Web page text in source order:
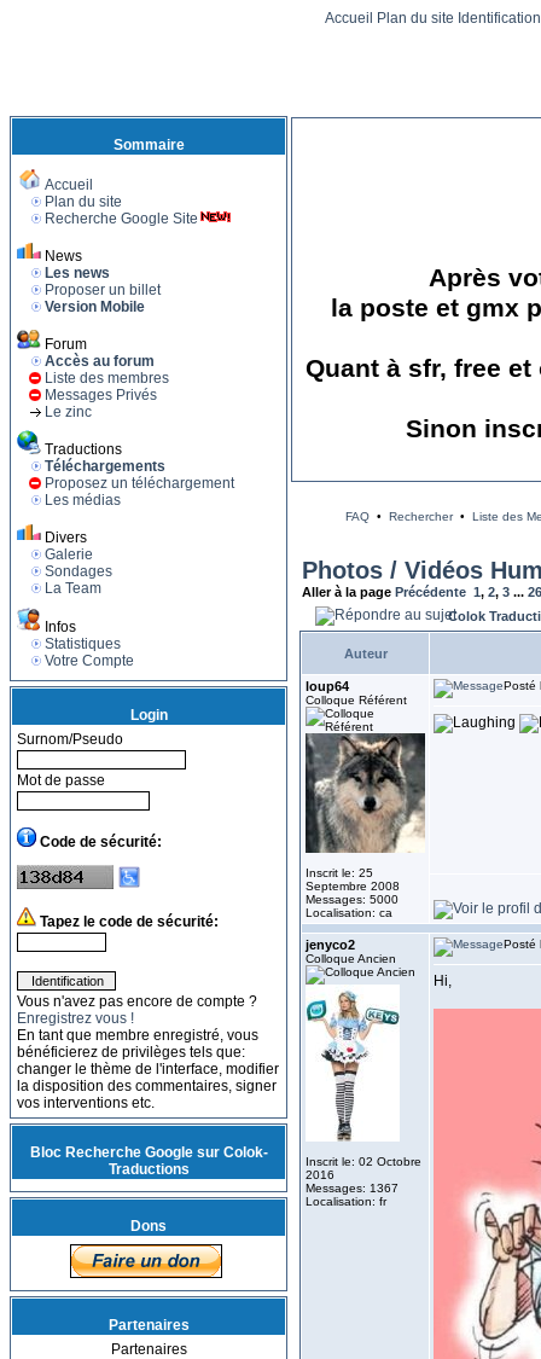
Accueil Plan du site
Sommaire
Accueil
Plan du site
Recherche Google Site
News
Les news
Proposer un billet
Version Mobile
Forum
Accès au forum
Liste des membres
Messages Privés
Le zinc
Traductions
Téléchargements
Proposez un téléchargement
Les médias
Divers
Galerie
Sondages
La Team
Infos
Statistiques
Votre Compte
Login
Surnom/Pseudo
Mot de passe
Code de sécurité:
Tapez le code de sécurité:
Vous n'avez pas encore de compte ?
Enregistrez vous !
En tant que membre enregistré, vous
bénéficierez de privilèges tels que:
changer le thème de l'interface, modifier
la disposition des commentaires, signer
vos interventions etc.
Bloc Recherche Google sur Colok-
Traductions
Dons
Partenaires
Partenaires
Après
la poste et gmx
Quant à sfr, free
Sinon
FAQ• Rechercher• Liste des
Photos / Vidéos
Aller à la page Précédente 1, 2, 3 ...
Colok
Auteur
loup64
Colloque Référent
Inscrit le: 25
Septembre 2008
Messages: 5000
Localisation: ca
Posté
jenyco2
Colloque Ancien
Inscrit le: 02 Octobre
2016
Messages: 1367
Localisation: fr
Posté
Hi,